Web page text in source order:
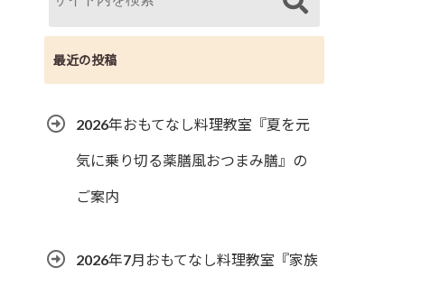
最近の投稿
2026年おもてなし料理教室『夏を元
気に乗り切る薬膳風おつまみ膳』の
ご案内
2026年7月おもてなし料理教室『家族